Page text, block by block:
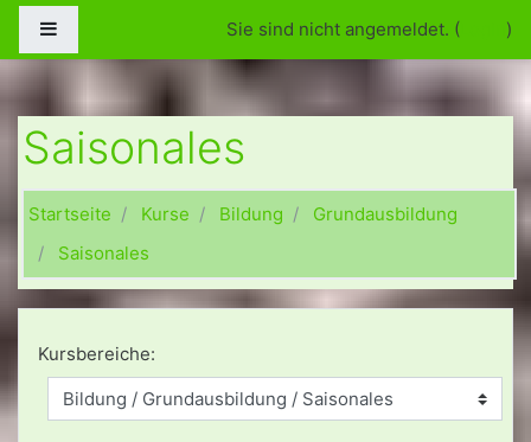
Zum Hauptinhalt
Sie sind nicht angemeldet. ( )
Saisonales
Startseite Kurse Bildung
Grundausbildung
Saisonales
Kursbereiche: